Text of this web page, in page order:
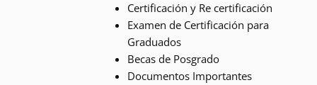
Certificación y Re certificación
Examen de Certificación para
Graduados
Becas de Posgrado
Documentos Importantes